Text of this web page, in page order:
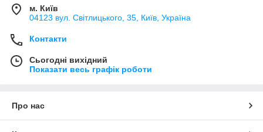
м. Київ
04123 вул. Світлицького, 35, Київ, Україна
Контакти
Сьогодні вихідний
Показати весь графік роботи
Про нас